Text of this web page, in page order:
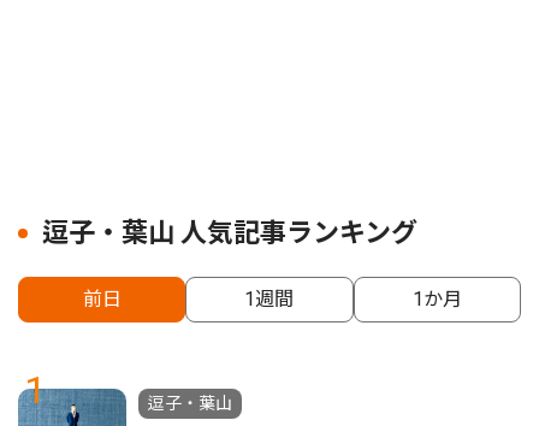
逗子・葉山 人気記事ランキング
前日 1週間 1か月
1
逗子・葉山